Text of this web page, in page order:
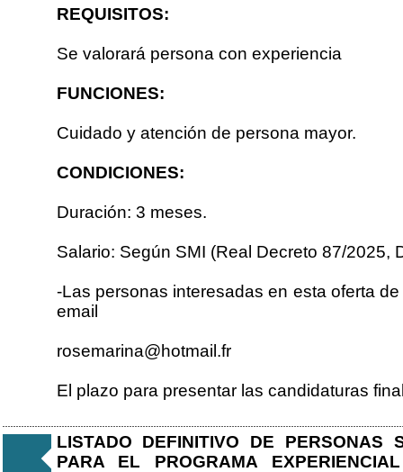
REQUISITOS:
Se valorará persona con experiencia
FUNCIONES:
Cuidado y atención de persona mayor.
CONDICIONES:
Duración: 3 meses.
Salario: Según SMI (Real Decreto 87/2025,
-Las personas interesadas en esta oferta
email
rosemarina@hotmail.fr
El plazo para presentar las candidaturas
LISTADO DEFINITIVO DE PERSONAS
PARA EL PROGRAMA